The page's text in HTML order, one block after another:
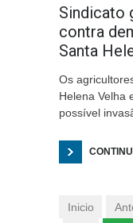
Sindicato
contra
Santa
Os
Helena Velha
possível
Inicio